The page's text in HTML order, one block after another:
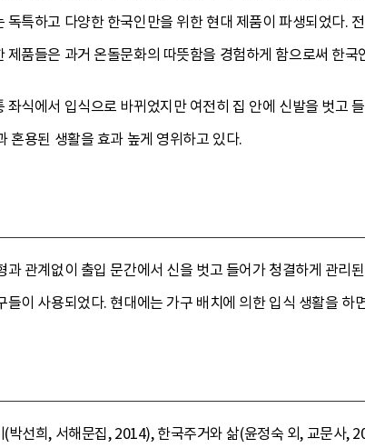
독특하고 다양한 한국인만을 위한 현대 제품이 파생되었다.
제품들은 과거 온돌문화의 따뜻함을 경험하게 함으로써 한국
좌식에서 입식으로 바뀌었지만 여전히 집 안에 신발을 벗고
혼용된 생활을 효과 높게 영위하고 있다.
과 관계없이 출입 문간에서 신을 벗고 들어가 청결하게 관리
들이 사용되었다. 현대에는 가구 배치에 의한 입식 생활을 하
박선희, 서해문집, 2014), 한국주거와 삶(윤정숙 외, 교문사,